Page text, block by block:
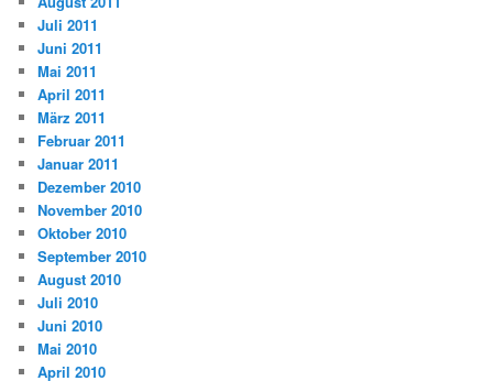
Juli 2011
Juni 2011
Mai 2011
April 2011
März 2011
Februar 2011
Januar 2011
Dezember 2010
November 2010
Oktober 2010
September 2010
August 2010
Juli 2010
Juni 2010
Mai 2010
April 2010